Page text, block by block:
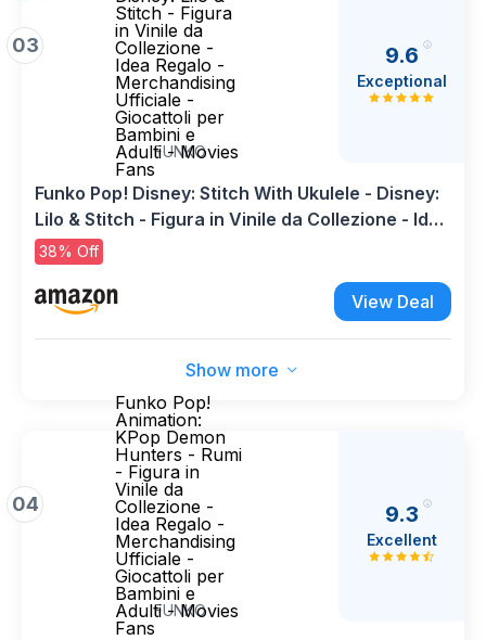
03
Stitch - Figura
in Vinile da
Collezione -
Idea Regalo -
Merchandising
Ufficiale -
Giocattoli per
Bambini e
Adulti - Movies
Fans
FUNKO
9.6
Exceptional
Funko Pop! Disney: Stitch With Ukulele - Disney:
Lilo & Stitch - Figura in Vinile da Collezione - Idea
Regalo - Merchandising Ufficiale - Giocattoli per
Bambini e Adulti - Movies Fans
38% Off
View Deal
Show more
04
Funko Pop!
Animation:
KPop Demon
Hunters - Rumi
- Figura in
Vinile da
Collezione -
Idea Regalo -
Merchandising
Ufficiale -
Giocattoli per
Bambini e
Adulti - Movies
Fans
FUNKO
9.3
Excellent